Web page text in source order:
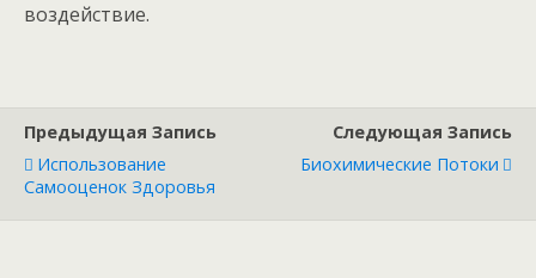
воздействие.
Предыдущая Запись
Использование
Самооценок Здоровья
Следующая Запись
Биохимические Потоки